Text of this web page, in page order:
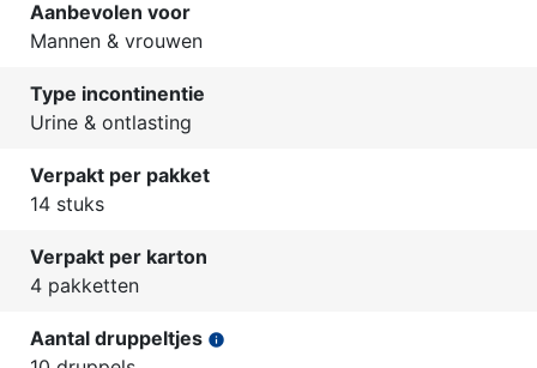
Aanbevolen voor
Mannen & vrouwen
Type incontinentie
Urine & ontlasting
Verpakt per pakket
14 stuks
Verpakt per karton
4 pakketten
Aantal druppeltjes info